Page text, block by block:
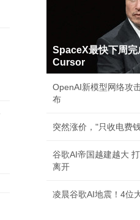
SpaceX最快下周
Cursor
OpenAI新模型网络攻
布
突然涨价，"只收电费
谷歌AI帝国越建越大
离开
凌晨谷歌AI地震！4位